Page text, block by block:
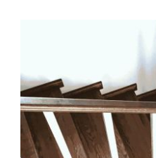
Ваш телефон*
Комментарий к заказу